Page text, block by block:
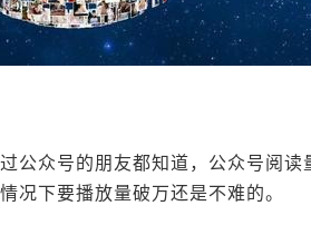
公众号的朋友都知道，公众号阅读
况下要播放量破万还是不难的。